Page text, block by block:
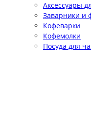
Аксессуары
Заварники и
Кофеварки
Кофемолки
Посуда для